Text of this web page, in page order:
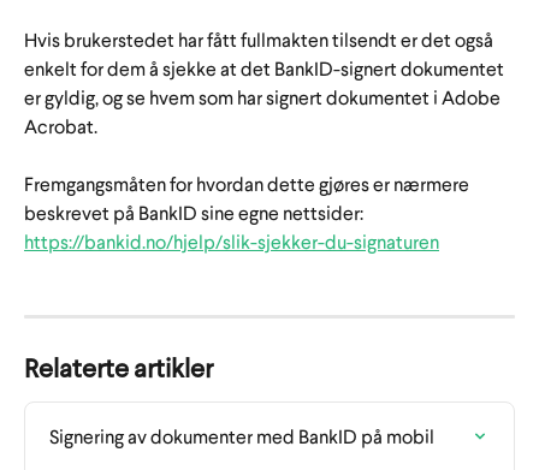
Hvis brukerstedet har fått fullmakten tilsendt er det også
enkelt for dem å sjekke at det BankID-signert dokumentet
er gyldig, og se hvem som har signert dokumentet i Adobe
Acrobat.
Fremgangsmåten for hvordan dette gjøres er nærmere
beskrevet på BankID sine egne nettsider:
https://bankid.no/hjelp/slik-sjekker-du-signaturen
Relaterte artikler
Signering av dokumenter med BankID på mobil